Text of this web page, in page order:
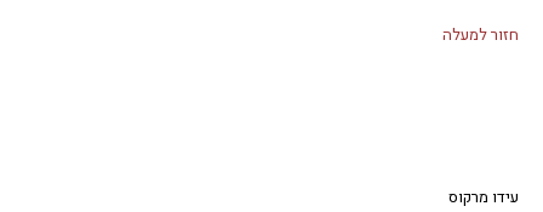
חזור למעלה
עידו מרקוס